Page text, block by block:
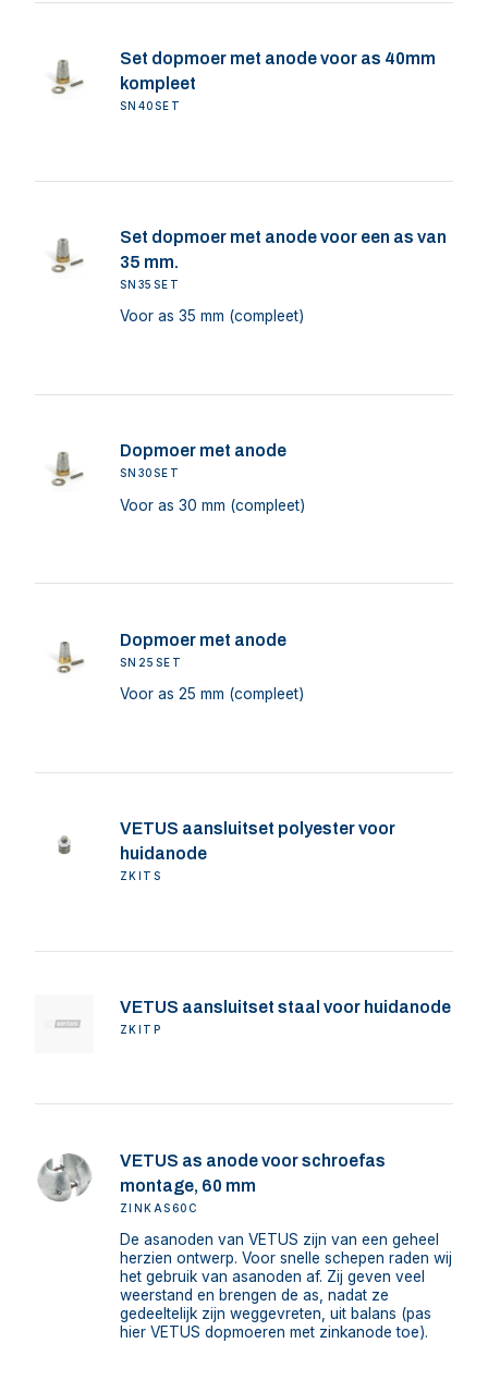
Set dopmoer met anode voor as 40mm
kompleet
SN40SET
Set dopmoer met anode voor een as van
35 mm.
SN35SET
Voor as 35 mm (compleet)
Dopmoer met anode
SN30SET
Voor as 30 mm (compleet)
Dopmoer met anode
SN25SET
Voor as 25 mm (compleet)
VETUS aansluitset polyester voor
huidanode
ZKITS
VETUS aansluitset staal voor huidanode
ZKITP
VETUS as anode voor schroefas
montage, 60 mm
ZINKAS60C
De asanoden van VETUS zijn van een geheel
herzien ontwerp. Voor snelle schepen raden wij
het gebruik van asanoden af. Zij geven veel
weerstand en brengen de as, nadat ze
gedeeltelijk zijn weggevreten, uit balans (pas
hier VETUS dopmoeren met zinkanode toe).